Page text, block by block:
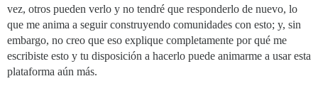
vez, otros pueden verlo y no tendré que responderlo de nuevo, lo
que me anima a seguir construyendo comunidades con esto; y, sin
embargo, no creo que eso explique completamente por qué me
escribiste esto y tu disposición a hacerlo puede animarme a usar esta
plataforma aún más.